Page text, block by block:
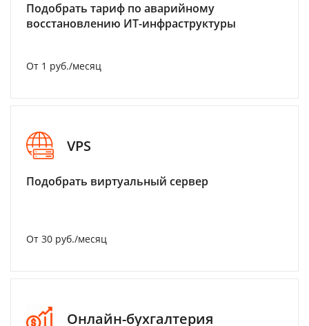
Подобрать тариф по аварийному
восстановлению ИТ-инфраструктуры
От 1 руб./месяц
VPS
Подобрать виртуальный сервер
От 30 руб./месяц
Онлайн-бухгалтерия